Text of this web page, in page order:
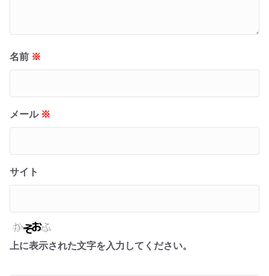
名前 ※
メール ※
サイト
上に表示された文字を入力してください。